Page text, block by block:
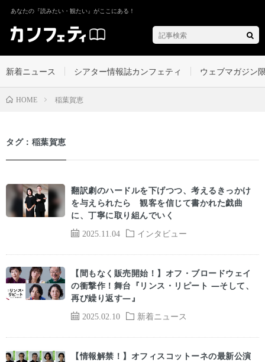
あなたの『読みたい・観たい』がここにある！
新着ニュース シアター情報誌カンフェティ ウェブマガジン
HOME 稲葉賀恵
タグ：稲葉賀恵
2025.11.04 インタビュー
翻訳劇のハードルを下げつつ、考えるきっかけ
を与えられたら 観客を信じて書かれた戯曲
に、丁寧に取り組んでいく
2025.02.10 新着ニュース
【間もなく販売開始！】オフ・ブロードウェイ
の衝撃作！舞台『リンス・リピート ―そして、
再び繰り返す―』
【情報解禁！】オフィスコットーネの最新公演